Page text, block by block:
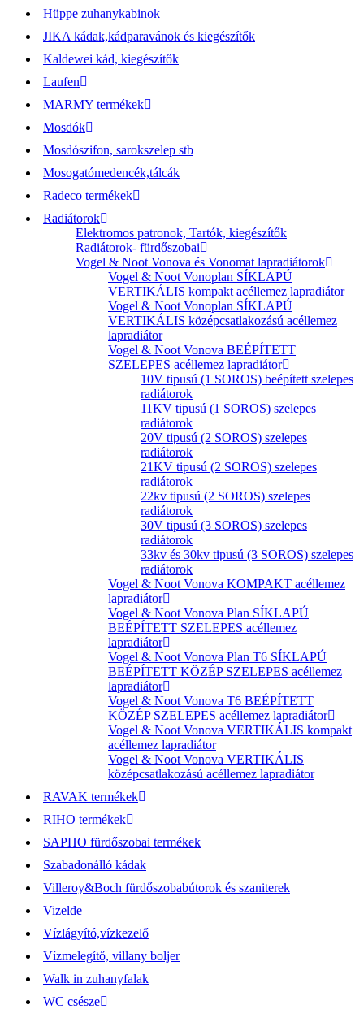
Hüppe zuhanykabinok
JIKA kádak,kádparavánok és kiegészítők
Kaldewei kád, kiegészítők
Laufen
MARMY termékek
Mosdók
Mosdószifon, sarokszelep stb
Mosogatómedencék,tálcák
Radeco termékek
Radiátorok
Elektromos patronok, Tartók, kiegészítők
Radiátorok- fürdőszobai
Vogel & Noot Vonova és Vonomat lapradiátorok
Vogel & Noot Vonoplan SÍKLAPÚ
VERTIKÁLIS kompakt acéllemez lapradiátor
Vogel & Noot Vonoplan SÍKLAPÚ
VERTIKÁLIS középcsatlakozású acéllemez
lapradiátor
Vogel & Noot Vonova BEÉPÍTETT
SZELEPES acéllemez lapradiátor
10V tipusú (1 SOROS) beépített szelepes
radiátorok
11KV tipusú (1 SOROS) szelepes
radiátorok
20V tipusú (2 SOROS) szelepes
radiátorok
21KV tipusú (2 SOROS) szelepes
radiátorok
22kv tipusú (2 SOROS) szelepes
radiátorok
30V tipusú (3 SOROS) szelepes
radiátorok
33kv és 30kv tipusú (3 SOROS) szelepes
radiátorok
Vogel & Noot Vonova KOMPAKT acéllemez
lapradiátor
Vogel & Noot Vonova Plan SÍKLAPÚ
BEÉPÍTETT SZELEPES acéllemez
lapradiátor
Vogel & Noot Vonova Plan T6 SÍKLAPÚ
BEÉPÍTETT KÖZÉP SZELEPES acéllemez
lapradiátor
Vogel & Noot Vonova T6 BEÉPÍTETT
KÖZÉP SZELEPES acéllemez lapradiátor
Vogel & Noot Vonova VERTIKÁLIS kompakt
acéllemez lapradiátor
Vogel & Noot Vonova VERTIKÁLIS
középcsatlakozású acéllemez lapradiátor
RAVAK termékek
RIHO termékek
SAPHO fürdőszobai termékek
Szabadonálló kádak
Villeroy&Boch fürdőszobabútorok és szaniterek
Vizelde
Vízlágyító,vízkezelő
Vízmelegítő, villany boljer
Walk in zuhanyfalak
WC csésze